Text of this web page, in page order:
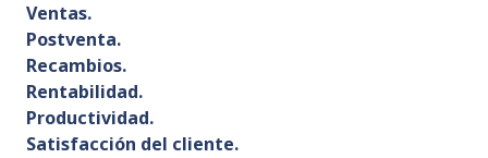
Ventas.
Postventa.
Recambios.
Rentabilidad.
Productividad.
Satisfacción del cliente.